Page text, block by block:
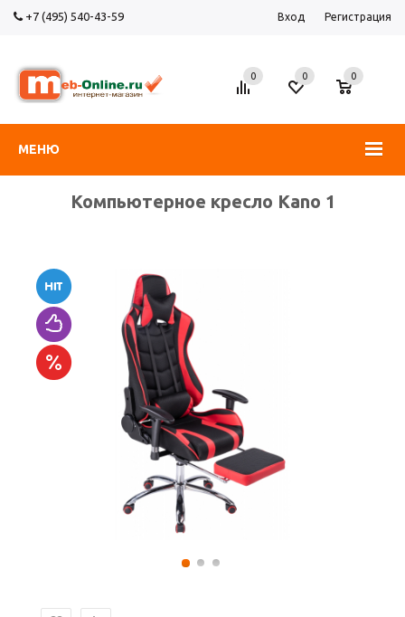
+7 (495) 540-43-59 Вход Регистрация
МЕНЮ
0 0
0
Компьютерное кресло Kano 1